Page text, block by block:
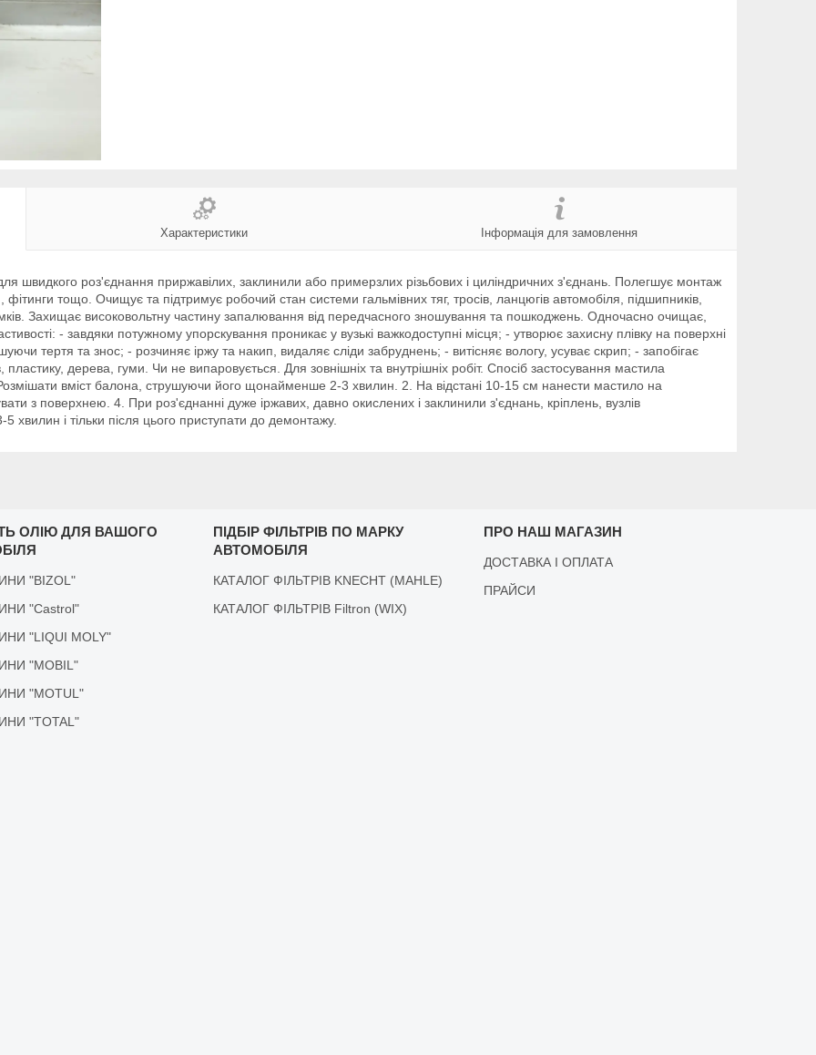
Характеристики Інформація для замовлення
швидкого роз'єднання приржавілих, заклинили або примерзлих різьбових і циліндричних з'єднань. Полегшує монтаж
тощо. Очищує та підтримує робочий стан системи гальмівних тяг, тросів, ланцюгів автомобіля, підшипників,
Захищає високовольтну частину запалювання від передчасного зношування та пошкоджень. Одночасно очищає,
- завдяки потужному упорскування проникає у вузькі важкодоступні місця; - утворює захисну плівку на поверхні
тертя та знос; - розчиняє іржу та накип, видаляє сліди забруднень; - витісняє вологу, усуває скрип; - запобігає
дерева, гуми. Чи не випаровується. Для зовнішніх та внутрішніх робіт. Спосіб застосування мастила
вміст балона, струшуючи його щонайменше 2-3 хвилин. 2. На відстані 10-15 см нанести мастило на
з поверхнею. 4. При роз'єднанні дуже іржавих, давно окислених і заклинили з'єднань, кріплень, вузлів
хвилин і тільки після цього приступати до демонтажу.
ОЛІЮ ДЛЯ ВАШОГО
"BIZOL"
"Castrol"
"LIQUI MOLY"
"MOBIL"
"MOTUL"
"TOTAL"
ПІДБІР ФІЛЬТРІВ ПО МАРКУ
АВТОМОБІЛЯ
КАТАЛОГ ФІЛЬТРІВ KNECHT (MAHLE)
КАТАЛОГ ФІЛЬТРІВ Filtron (WIX)
ПРО НАШ МАГАЗИН
ДОСТАВКА І ОПЛАТА
ПРАЙСИ